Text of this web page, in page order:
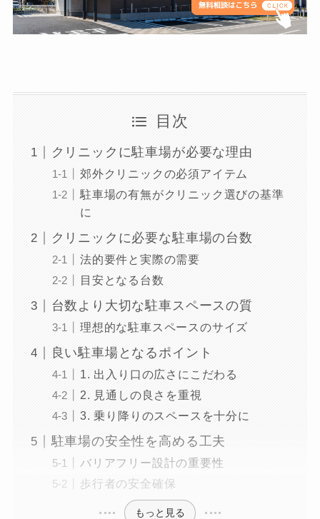
目次
クリニックに駐車場が必要な理由
郊外クリニックの必須アイテム
駐車場の有無がクリニック選びの基準
に
クリニックに必要な駐車場の台数
法的要件と実際の需要
目安となる台数
台数より大切な駐車スペースの質
理想的な駐車スペースのサイズ
良い駐車場となるポイント
1. 出入り口の広さにこだわる
2. 見通しの良さを重視
3. 乗り降りのスペースを十分に
駐車場の安全性を高める工夫
バリアフリー設計の重要性
歩行者の安全確保
もっと見る